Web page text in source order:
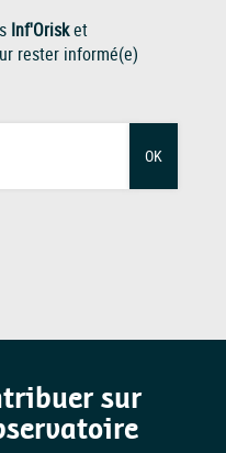
Inf'Orisket
rester informé(e)
OK
sur